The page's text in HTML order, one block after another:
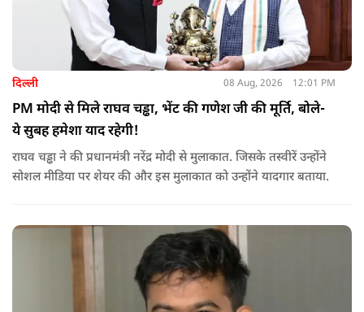
दिल्ली 08 Aug, 2026 12:01 PM
PM मोदी से मिले राघव चड्ढा, भेंट की गणेश जी की मूर्ति, बोले-
ये सुबह हमेशा याद रहेगी!
राघव चड्ढा ने की प्रधानमंत्री नरेंद्र मोदी से मुलाकात. जिसके तस्वीरें उन्होंने
सोशल मीडिया पर शेयर की और इस मुलाकात को उन्होंने यादगार बताया.